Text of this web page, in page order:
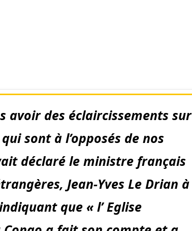
avoir des éclaircissements sur
sont à l’opposés de nos
déclaré le ministre français
Jean-Yves Le Drian à
que « l’ Eglise